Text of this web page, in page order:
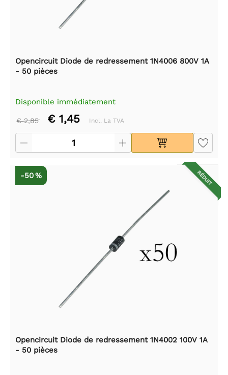
Opencircuit Diode de redressement 1N4006 800V 1A
- 50 pièces
Disponible immédiatement
€ 2,85 € 1,45 Incl. La TVA
RÉDUIT
-50 %
Opencircuit Diode de redressement 1N4002 100V 1A
- 50 pièces